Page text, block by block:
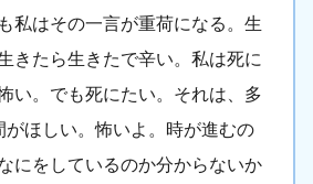
私はその一言が重荷になる。生
きたら生きたで辛い。私は死に
い。でも死にたい。それは、多
がほしい。怖いよ。時が進むの
にをしているのか分からないか